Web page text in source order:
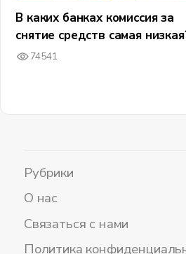
В каких банках комиссия за
снятие средств самая
74541
Рубрики
О нас
Связаться с нами
Политика